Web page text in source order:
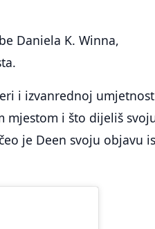
Daniela K. Winna,
i izvanrednoj
mjestom i što dijeliš
je Deen svoju objavu